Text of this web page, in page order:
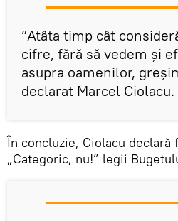
”Atâta timp cât
cifre, fără să vedem și
asupra oamenilor,
declarat Marcel Ciolacu.
În concluzie, Ciolacu declară
„Categoric, nu!” legii